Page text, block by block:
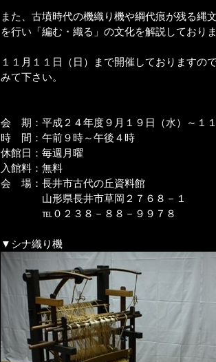
また、古墳時代の機織り機や綱代痕が残る縄
を行い「編む・織る」の文化を解説しており
１１月１１日（日）まで開催しておりますの
みて下さい。
会 期：平成２４年度９月１９日（水）～１
時 間：午前９時～午後４時
休館日：毎週月曜
入館料：無料
会 場：長井市古代の丘資料館
山形県長井市草岡２７６８－１
℡０２３８－８８－９９７８
▼シナ織り機